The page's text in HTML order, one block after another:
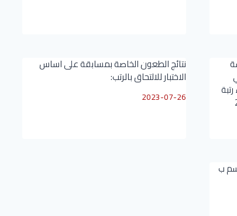
نتائج الطعون الخاصة بمسابقة على اساس
الاختبار للالتحاق بالرتب:
2023-07-26
ب